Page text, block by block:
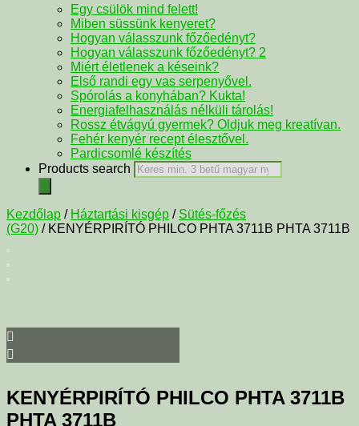
Egy csülök mind felett!
Miben süssünk kenyeret?
Hogyan válasszunk főzőedényt?
Hogyan válasszunk főzőedényt? 2
Miért életlenek a késeink?
Első randi egy vas serpenyővel.
Spórolás a konyhában? Kukta!
Energiafelhasználás nélküli tárolás!
Rossz étvágyú gyermek? Oldjuk meg kreatívan.
Fehér kenyér recept élesztővel.
Pardicsomlé készítés
Products search
Kezdőlap / Háztartási kisgép / Sütés-főzés
(G20) / KENYÉRPIRÍTÓ PHILCO PHTA 3711B PHTA 3711B
KENYÉRPIRÍTÓ PHILCO PHTA 3711B
PHTA 3711B